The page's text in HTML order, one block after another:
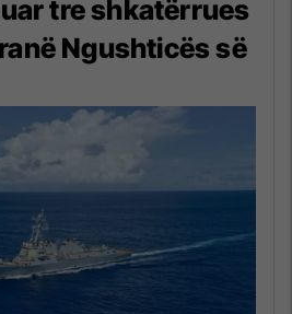
tre shkatërrues
Ngushticës së